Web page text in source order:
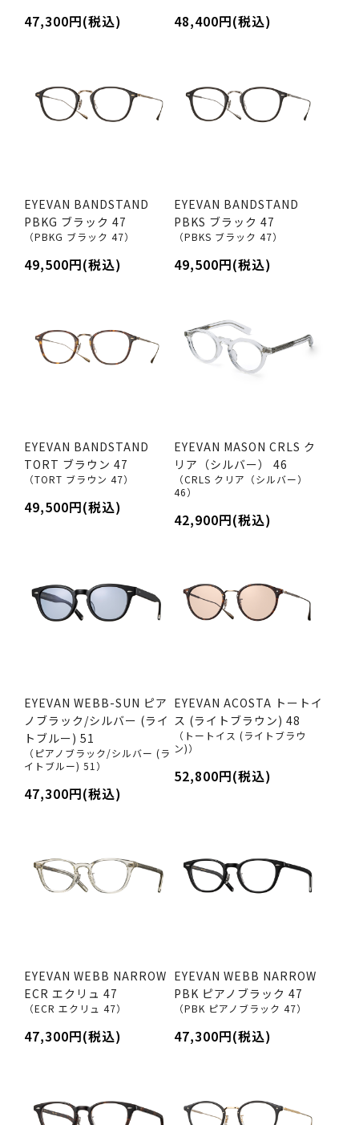
47,300円(税込) 48,400円(税込)
EYEVAN BANDSTAND
PBKG ブラック 47
（PBKG ブラック 47）
49,500円(税込)
EYEVAN BANDSTAND
PBKS ブラック 47
（PBKS ブラック 47）
49,500円(税込)
EYEVAN BANDSTAND
TORT ブラウン 47
（TORT ブラウン 47）
49,500円(税込)
EYEVAN MASON CRLS ク
リア（シルバー） 46
（CRLS クリア（シルバー）
46）
42,900円(税込)
EYEVAN WEBB-SUN ピア
ノブラック/シルバー (ライ
トブルー) 51
（ピアノブラック/シルバー (ラ
イトブルー) 51）
47,300円(税込)
EYEVAN ACOSTA トートイ
ス (ライトブラウン) 48
（トートイス (ライトブラウ
ン)）
52,800円(税込)
EYEVAN WEBB NARROW
ECR エクリュ 47
（ECR エクリュ 47）
47,300円(税込)
EYEVAN WEBB NARROW
PBK ピアノブラック 47
（PBK ピアノブラック 47）
47,300円(税込)